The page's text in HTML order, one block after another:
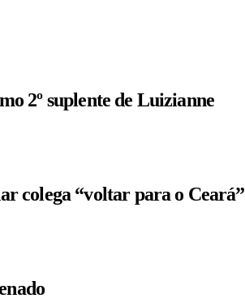
2º suplente de Luizianne
colega “voltar para o Ceará”